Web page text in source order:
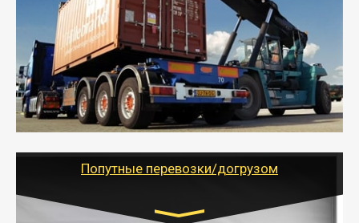
от 10 000 руб. Возможен догруз
- Доставка фурой до 20 т возможна для больших
объемов грузов, упакованных в коробки, мешки,
паллеты и россыпью в самые отдаленные места
России с гарантией полной сохранности.
- Тайгер Логистик предоставляет услуги по
грузоперевозкам для физических и юридических лиц
Попутные перевозки/догрузом